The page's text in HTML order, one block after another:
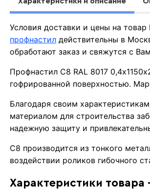
Условия доставки и цены на
профнастил действительны в
обработают заказ и свяжутся с
Профнастил С8 RAL 8017
гофрированной поверхностью.
Благодаря своим
материалом для строительства
надежную защиту и
С8 производится из тонкого
воздействии роликов гибочного
Характеристики товара